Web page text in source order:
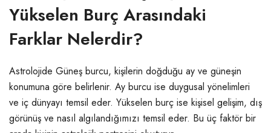
Yükselen Burç Arasındaki
Farklar Nelerdir?
Astrolojide Güneş burcu, kişilerin doğduğu ay ve güneşin
konumuna göre belirlenir. Ay burcu ise duygusal yönelimleri
ve iç dünyayı temsil eder. Yükselen burç ise kişisel gelişim, dış
görünüş ve nasıl algılandığımızı temsil eder. Bu üç faktör bir